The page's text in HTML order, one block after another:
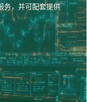
务，并可配套提供